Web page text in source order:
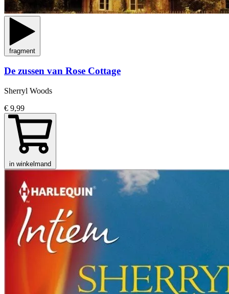
fragment
De zussen van Rose Cottage
Sherryl Woods
€ 9,99
in winkelmand